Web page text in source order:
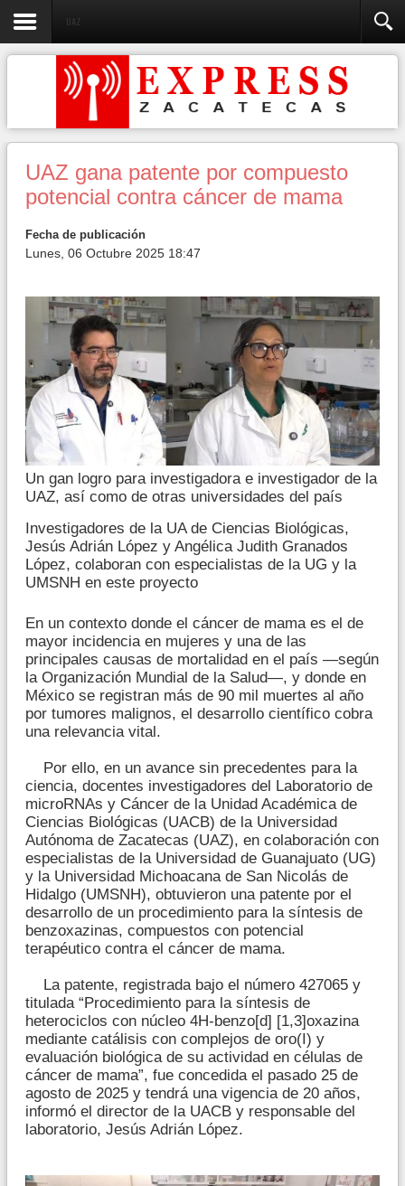
UAZ
UAZ gana patente por compuesto
potencial contra cáncer de mama
Fecha de publicación
Lunes, 06 Octubre 2025 18:47
Un gan logro para investigadora e investigador de la
UAZ, así como de otras universidades del país
Investigadores de la UA de Ciencias Biológicas,
Jesús Adrián López y Angélica Judith Granados
López, colaboran con especialistas de la UG y la
UMSNH en este proyecto
En un contexto donde el cáncer de mama es el de
mayor incidencia en mujeres y una de las
principales causas de mortalidad en el país —según
la Organización Mundial de la Salud—, y donde en
México se registran más de 90 mil muertes al año
por tumores malignos, el desarrollo científico cobra
una relevancia vital.
Por ello, en un avance sin precedentes para la
ciencia, docentes investigadores del Laboratorio de
microRNAs y Cáncer de la Unidad Académica de
Ciencias Biológicas (UACB) de la Universidad
Autónoma de Zacatecas (UAZ), en colaboración con
especialistas de la Universidad de Guanajuato (UG)
y la Universidad Michoacana de San Nicolás de
Hidalgo (UMSNH), obtuvieron una patente por el
desarrollo de un procedimiento para la síntesis de
benzoxazinas, compuestos con potencial
terapéutico contra el cáncer de mama.
La patente, registrada bajo el número 427065 y
titulada “Procedimiento para la síntesis de
heterociclos con núcleo 4H-benzo[d] [1,3]oxazina
mediante catálisis con complejos de oro(I) y
evaluación biológica de su actividad en células de
cáncer de mama”, fue concedida el pasado 25 de
agosto de 2025 y tendrá una vigencia de 20 años,
informó el director de la UACB y responsable del
laboratorio, Jesús Adrián López.